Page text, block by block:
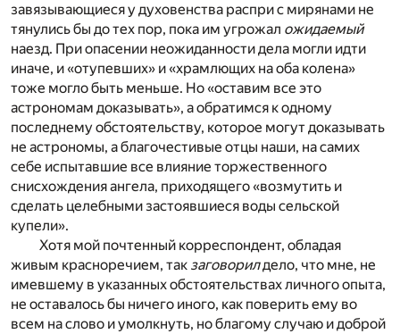
завязывающиеся у духовенства распри с мирянами не
тянулись бы до тех пор, пока им угрожал ожидаемый
наезд. При опасении неожиданности дела могли идти
иначе, и «отупевших» и «храмлющих на оба колена»
тоже могло быть меньше. Но «оставим все это
астрономам доказывать», а обратимся к одному
последнему обстоятельству, которое могут доказывать
не астрономы, а благочестивые отцы наши, на самих
себе испытавшие все влияние торжественного
снисхождения ангела, приходящего «возмутить и
сделать целебными застоявшиеся воды сельской
купели».
Хотя мой почтенный корреспондент, обладая
живым красноречием, так заговорилдело, что мне, не
имевшему в указанных обстоятельствах личного опыта,
не оставалось бы ничего иного, как поверить ему во
всем на слово и умолкнуть, но благому случаю и доброй